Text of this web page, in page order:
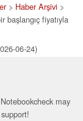
> Haber Arşivi >
başlangıç fiyatıyla
06-24)
may